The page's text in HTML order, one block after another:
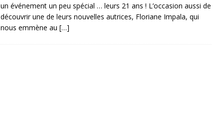
un événement un peu spécial … leurs 21 ans ! L’occasion aussi de
découvrir une de leurs nouvelles autrices, Floriane Impala, qui
nous emmène au […]